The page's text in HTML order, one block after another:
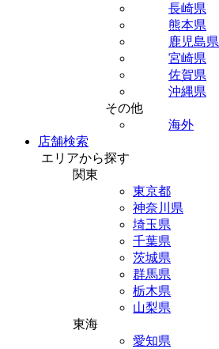
長崎県
熊本県
鹿児島県
宮崎県
佐賀県
沖縄県
その他
海外
店舗検索
エリアから探す
関東
東京都
神奈川県
埼玉県
千葉県
茨城県
群馬県
栃木県
山梨県
東海
愛知県